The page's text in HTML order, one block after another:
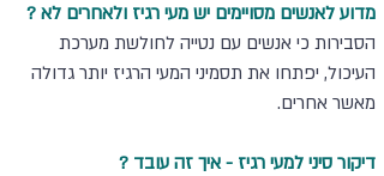
מדוע לאנשים מסויימים יש מעי רגיז ולאחרים לא ?
הסבירות כי אנשים עם נטייה לחולשת מערכת
העיכול, יפתחו את תסמיני המעי הרגיז יותר גדולה
מאשר אחרים.
דיקור סיני למעי רגיז - איך זה עובד ?